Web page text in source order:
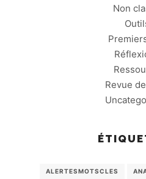
Non
Revue
ALERTESMOTSCLES